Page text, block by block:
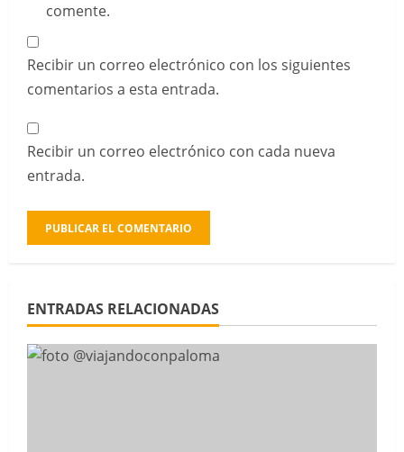
comente.
Recibir un correo electrónico con los siguientes
comentarios a esta entrada.
Recibir un correo electrónico con cada nueva
entrada.
ENTRADAS RELACIONADAS